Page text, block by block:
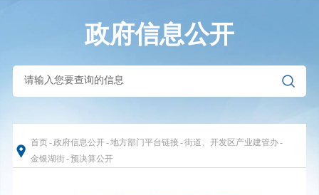
政府信息公开
首页-政府信息公开-地方部门平台链接-街道、开发区产业建管办-
金银湖街-预决算公开